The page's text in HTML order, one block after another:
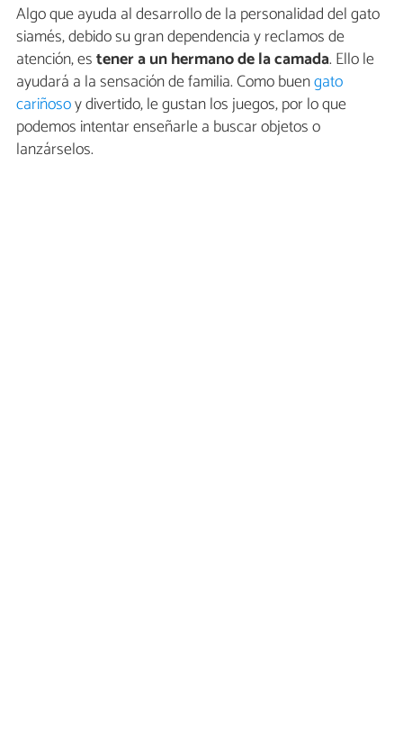
Algo que ayuda al desarrollo de la personalidad del gato
siamés, debido su gran dependencia y reclamos de
atención, estener a un hermano de la camada. Ello le
ayudará a la sensación de familia. Como buengato
cariñosoy divertido, le gustan los juegos, por lo que
podemos intentar enseñarle a buscar objetos o
lanzárselos.